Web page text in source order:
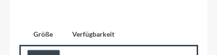
Größe Verfügbarkeit